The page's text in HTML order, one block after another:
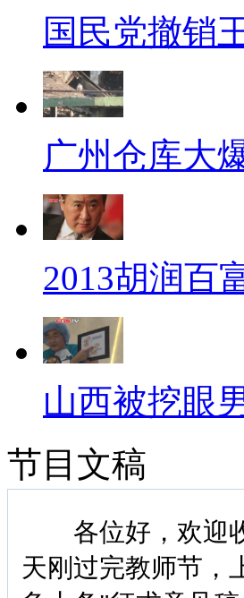
国民党撤销
广州仓库大
2013胡润百
山西被挖眼
节目文稿
各位好，欢迎收
天刚过完教师节，